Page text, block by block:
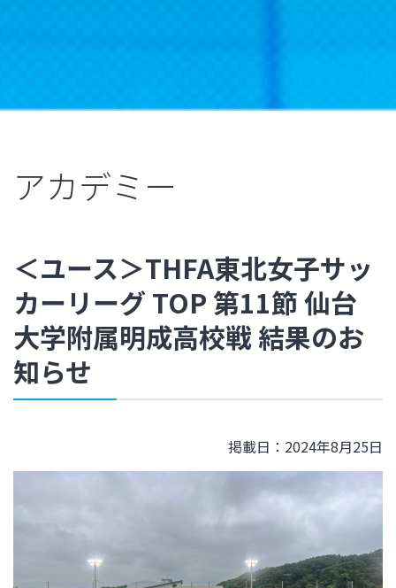
アカデミー
＜ユース＞THFA東北女子サッ
カーリーグ TOP 第11節 仙台
大学附属明成高校戦 結果のお
知らせ
掲載日：2024年8月25日